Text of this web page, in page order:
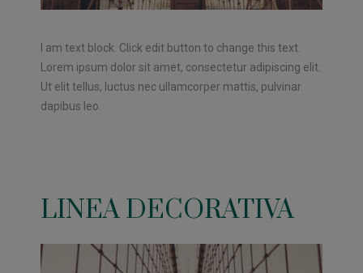
I am text block. Click edit button to change this text.
Lorem ipsum dolor sit amet, consectetur adipiscing elit.
Ut elit tellus, luctus nec ullamcorper mattis, pulvinar
dapibus leo.
LINEA DECORATIVA